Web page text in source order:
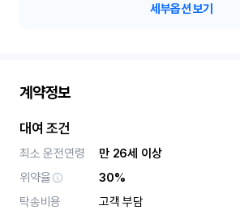
세부옵션 보기
계약정보
대여 조건
최소 운전연령
만 26세 이상
위약율
30%
탁송비용
고객 부담